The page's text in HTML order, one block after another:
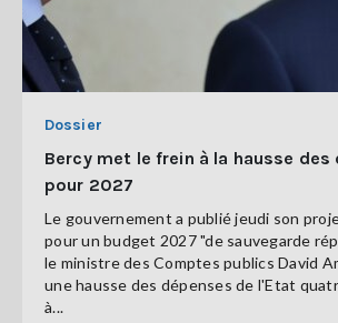
Dossier
Bercy met le frein à la hausse des
pour 2027
Le gouvernement a publié jeudi son
pour un budget 2027 "de sauvegarde
le ministre des Comptes publics David
une hausse des dépenses de l'Etat
à...